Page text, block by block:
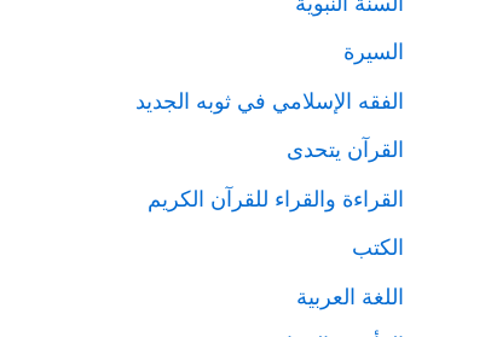
السيرة
الفقه الإسلامي في ثوبه الجديد
القرآن يتحدى
القراءة والقراء للقرآن الكريم
الكتب
اللغة العربية